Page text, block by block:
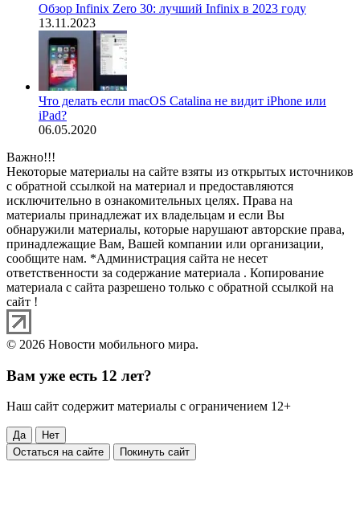
Обзор Infinix Zero 30: лучший Infinix в 2023 году
13.11.2023
Что делать если macOS Catalina не видит iPhone или
iPad?
06.05.2020
Важно!!!
Некоторые материалы на сайте взяты из открытых источников
с обратной ссылкой на материал и предоставляются
исключительно в ознакомительных целях. Права на
материалы принадлежат их владельцам и если Вы
обнаружили материалы, которые нарушают авторские права,
принадлежащие Вам, Вашей компании или организации,
сообщите нам. *Администрация сайта не несет
ответственности за содержание материала . Копирование
материала с сайта разрешено только с обратной ссылкой на
сайт !
© 2026 Новости мобильного мира.
Вам уже есть 12 лет?
Наш сайт содержит материалы с ограничением 12+
Да
Нет
Остаться на сайте
Покинуть сайт